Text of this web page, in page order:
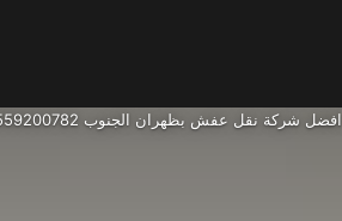
افضل شركة نقل عفش بظهران الجنوب 0559200782